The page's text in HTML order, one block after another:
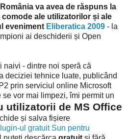
va avea de răspuns la
ale utilizatorilor și ale
eveniment Eliberatica 2009 - la
ai deschiderii și Open
naivi - dintre noi speră că
deciziei tehnice luate, publicând
prin serviciul online Microsoft
vor mai limpezi, îmi permit un
utilizatorii de MS Office
și salva fișiere
ul gratuit Sun pentru